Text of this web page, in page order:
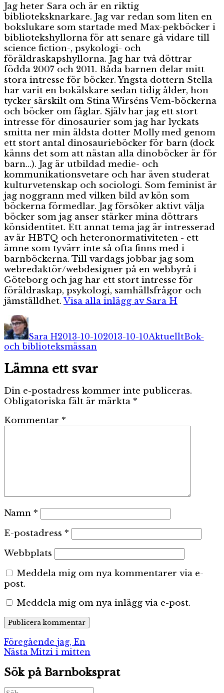
Jag heter Sara och är en riktig
biblioteksknarkare. Jag var redan som liten en
bokslukare som startade med Max-pekböcker i
bibliotekshyllorna för att senare gå vidare till
science fiction-, psykologi- och
föräldraskapshyllorna. Jag har två döttrar
födda 2007 och 2011. Båda barnen delar mitt
stora intresse för böcker. Yngsta dottern Stella
har varit en bokälskare sedan tidig ålder, hon
tycker särskilt om Stina Wirséns Vem-böckerna
och böcker om fåglar. Själv har jag ett stort
intresse för dinosaurier som jag har lyckats
smitta ner min äldsta dotter Molly med genom
ett stort antal dinosaurieböcker för barn (dock
känns det som att nästan alla dinoböcker är för
barn...). Jag är utbildad medie- och
kommunikationsvetare och har även studerat
kulturvetenskap och sociologi. Som feminist är
jag noggrann med vilken bild av kön som
böckerna förmedlar. Jag försöker aktivt välja
böcker som jag anser stärker mina döttrars
könsidentitet. Ett annat tema jag är intresserad
av är HBTQ och heteronormativiteten - ett
ämne som tyvärr inte så ofta finns med i
barnböckerna. Till vardags jobbar jag som
webredaktör/webdesigner på en webbyrå i
Göteborg och jag har ett stort intresse för
föräldraskap, psykologi, samhällsfrågor och
jämställdhet. Visa alla inlägg av Sara H
Författare
Sara H2013-10-102013-10-10AktuelltBok-
och biblioteksmässan
Lämna ett svar
Din e-postadress kommer inte publiceras.
Obligatoriska fält är märkta *
Kommentar *
Namn *
E-postadress *
Webbplats
Meddela mig om nya kommentarer via e-
post.
Meddela mig om nya inlägg via e-post.
Inläggsnavigering
Föregående Föregående
inlägg:
jag, En
Nästa Nästa
Mitzi i mitten
Sök på Barnboksprat